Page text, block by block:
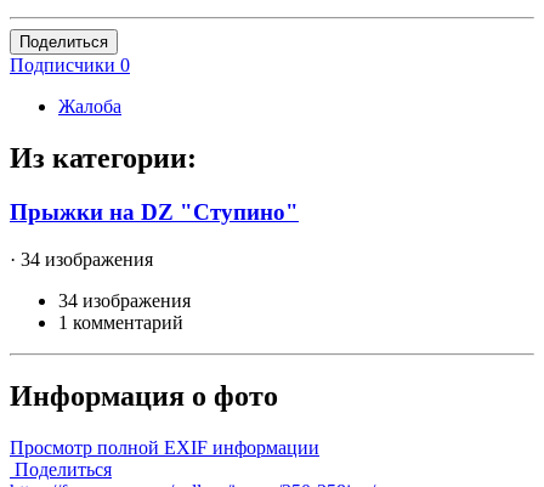
Поделиться
Подписчики 0
Жалоба
Из категории:
Прыжки на DZ "Ступино"
· 34 изображения
34 изображения
1 комментарий
Информация о фото
Просмотр полной EXIF информации
Поделиться